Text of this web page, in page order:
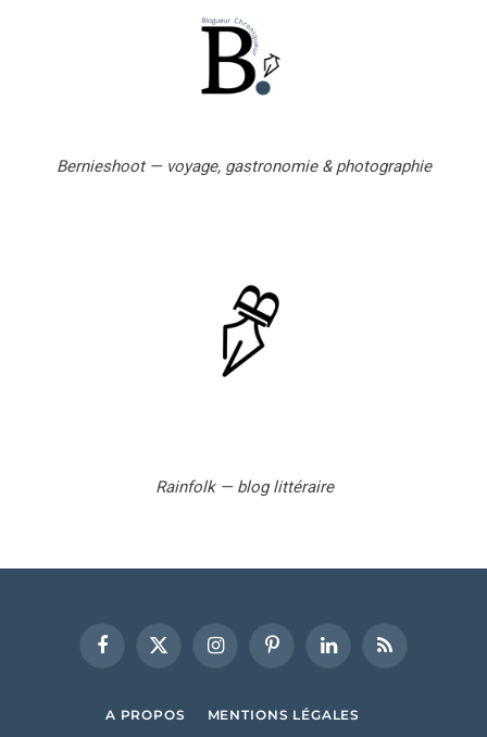
Bernieshoot — voyage, gastronomie & photographie
Rainfolk — blog littéraire
FacebookX
InstagramPinterestLinkedIn RSS
A PROPOS MENTIONS LÉGALES